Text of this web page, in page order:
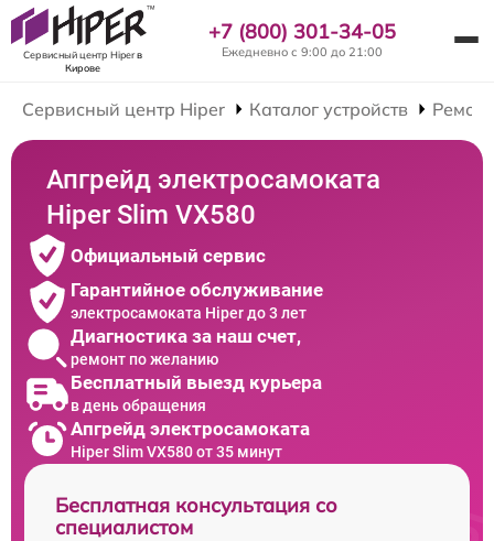
Сервисный центр Hiperв
Кирове
+7 (800) 301-34-05
Ежедневно с 9:00 до 21:00
Сервисный центр Hiper Каталог устройств
Апгрейд электросамоката
Hiper Slim VX580
Официальный сервис
Гарантийное обслуживание
электросамоката Hiper до 3 лет
Диагностика за наш счет,
ремонт по желанию
Бесплатный выезд курьера
в день обращения
Апгрейд электросамоката
Hiper Slim VX580 от 35 минут
Бесплатная консультация со
специалистом